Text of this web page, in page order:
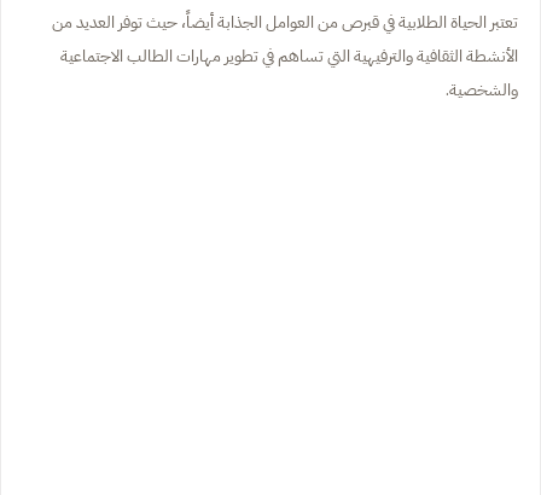
تعتبر الحياة الطلابية في قبرص من العوامل الجذابة أيضاً، حيث توفر العديد من
الأنشطة الثقافية والترفيهية التي تساهم في تطوير مهارات الطالب الاجتماعية
والشخصية.